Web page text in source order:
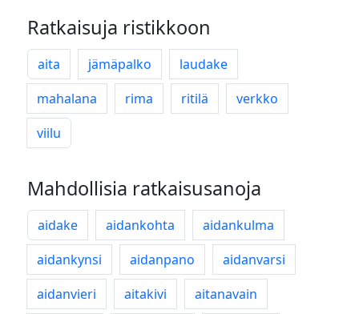
Ratkaisuja ristikkoon
aita jämäpalko
laudake
mahalana
rima ritilä
verkko
viilu
Mahdollisia ratkaisusanoja
aidake aidankohta
aidankulma
aidankynsi
aidanpano
aidanvarsi
aidanvieri
aitakivi
aitanavain